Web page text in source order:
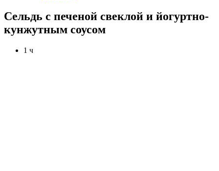
Сельдь с печеной свеклой и йогуртно-
кунжутным соусом
1 ч